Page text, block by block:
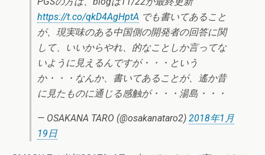
https://t.co/qkD4AgHptA でも書いてあること
が、現実味のある中国側の開発者の回答に関
して、いいからやれ、的なことしか言ってな
いように見えるんですが・・・という
か・・・なんか、書いてあることが、遙か昔
に見たものに通じる感触が・・・湯島・・・
— OSAKANA TARO (@osakanataro2) 2018年1月
19日